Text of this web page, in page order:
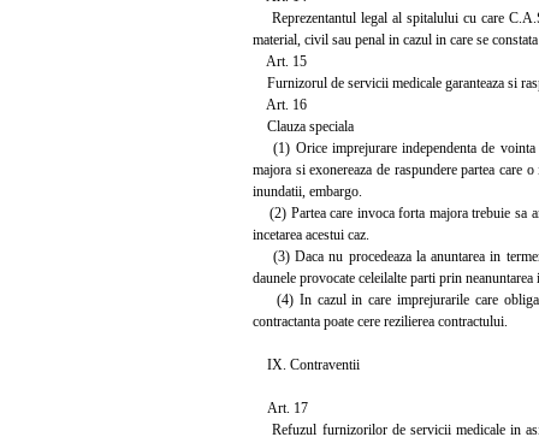
Reprezentantul legal al spitalului cu care
material, civil sau penal in cazul in care se
Art. 15
Furnizorul de servicii medicale garanteaza si
Art. 16
Clauza speciala
(1) Orice imprejurare independenta de vointa
majora si exonereaza de raspundere partea
inundatii, embargo.
(2) Partea care invoca forta majora trebuie sa
incetarea acestui caz.
(3) Daca nu procedeaza la anuntarea in
daunele provocate celeilalte parti prin neanuntarea
(4) In cazul in care imprejurarile care obliga
contractanta poate cere rezilierea contractului.
IX. Contraventii
Art. 17
Refuzul furnizorilor de servicii medicale in